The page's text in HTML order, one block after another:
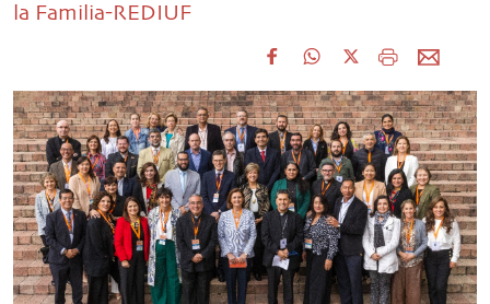
la Familia-REDIUF